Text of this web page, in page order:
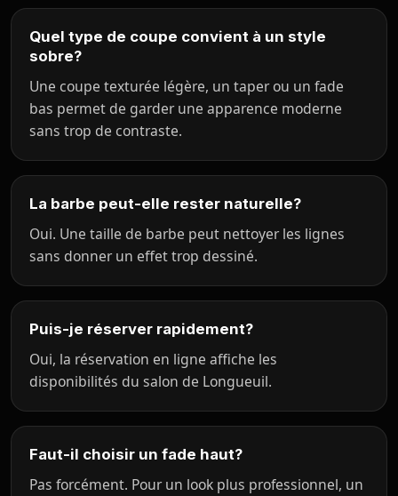
Quel type de coupe convient à un style
sobre?
Une coupe texturée légère, un taper ou un fade
bas permet de garder une apparence moderne
sans trop de contraste.
La barbe peut-elle rester naturelle?
Oui. Une taille de barbe peut nettoyer les lignes
sans donner un effet trop dessiné.
Puis-je réserver rapidement?
Oui, la réservation en ligne affiche les
disponibilités du salon de Longueuil.
Faut-il choisir un fade haut?
Pas forcément. Pour un look plus professionnel, un